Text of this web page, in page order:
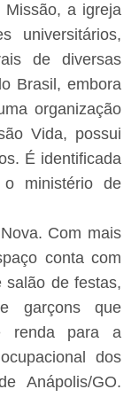
a igreja
universitários,
de diversas
Brasil, embora
organização
Vida, possui
É identificada
ministério de
Com mais
conta com
salão de festas,
garçons que
renda para a
dos
Anápolis/GO.